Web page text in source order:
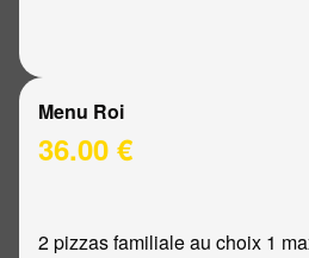
Menu Roi
36.00 €
2 pizzas familiale au choix 1